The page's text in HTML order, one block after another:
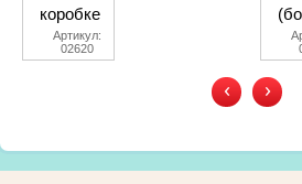
коробке
Артикул:
02620
‹ ›